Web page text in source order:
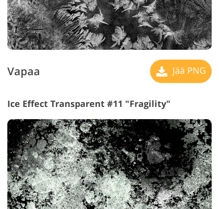
Vapaa Jää PNG
Ice Effect Transparent #11 "Fragility"